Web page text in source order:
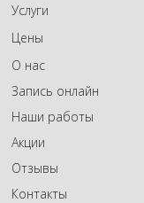
Услуги
Цены
О нас
Запись онлайн
Наши работы
Акции
Отзывы
Контакты